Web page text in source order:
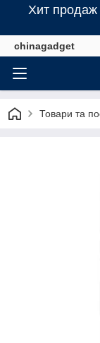
Хит продаж
chinagadget
Товари та